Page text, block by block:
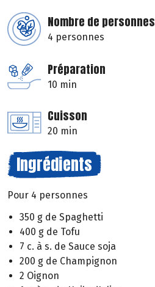
Nombre de personnes
4 personnes
Préparation
10 min
Cuisson
20 min
Ingrédients
Pour 4 personnes
350 g de Spaghetti
400 g de Tofu
7 c. à s. de Sauce soja
200 g de Champignon
2 Oignon